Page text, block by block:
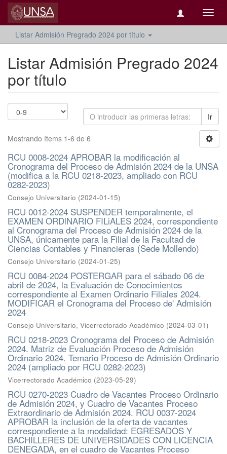
Listar Admisión Pregrado 2024 por título
Listar Admisión Pregrado 2024
por título
Ir
Mostrando ítems 1-6 de 6
RCU 0008-2024 APROBAR la modificación al
Cronograma del Proceso de Admisión 2024 de la UNSA
(modifica a la RCU 0218-2023, ampliado con RCU
0282-2023)
Consejo Universitario (2024-01-15)
RCU 0012-2024 SUSPENDER temporalmente, el
EXAMEN ORDlNARIO FILiALES 2024, correspondiente
al Cronograma del Proceso de Admisión 2024 de la
UNSA, únicamente para la Filial de la Facultad de
Ciencias Contables y Financieras (Sede Mollendo)
Consejo Universitario (2024-01-25)
RCU 0084-2024 POSTERGAR para el sábado 06 de
abril de 2024, la Evaluación de Conocimientos
correspondiente al Examen Ordinario Filiales 2024.
MODIFICAR el Cronograma del Proceso de' Admisión
2024
Consejo Universitario, Vicerrectorado Académico (2024-03-01)
RCU 0218-2023 Cronograma del Proceso de Admisión
2024. Matriz de Evaluación Proceso de Admisión
Ordinario 2024. Temario Proceso de Admisión Ordinario
2024 (ampliado por RCU 0282-2023)
Vicerrectorado Académico (2023-05-29)
RCU 0270-2023 Cuadro de Vacantes Proceso Ordinario
de Admisión 2024, y Cuadro de Vacantes Proceso
Extraordinario de Admisión 2024. RCU 0037-2024
APROBAR la inclusión de la oferta de vacantes
correspondiente a la modalidad: EGRESADOS Y
BACHILLERES DE UNIVERSIDADES CON LICENCIA
DENEGADA, en el cuadro de Vacantes Proceso